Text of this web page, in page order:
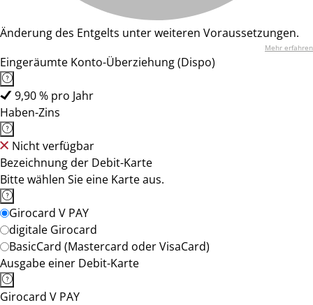
Änderung des Entgelts unter weiteren Voraussetzungen.
Mehr erfahren
Eingeräumte Konto-Überziehung (Dispo)
9,90 % pro Jahr
Haben-Zins
Nicht verfügbar
Bezeichnung der Debit-Karte
Bitte wählen Sie eine Karte aus.
Girocard V PAY
digitale Girocard
BasicCard (Mastercard oder VisaCard)
Ausgabe einer Debit-Karte
Girocard V PAY